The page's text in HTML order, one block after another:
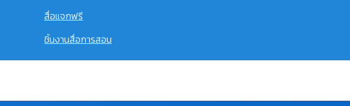
สื่อแจกฟรี
ชิ้นงานสื่อการสอน